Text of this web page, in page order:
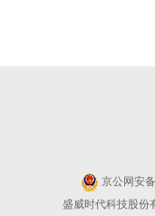
京公网安
盛威时代科技股份